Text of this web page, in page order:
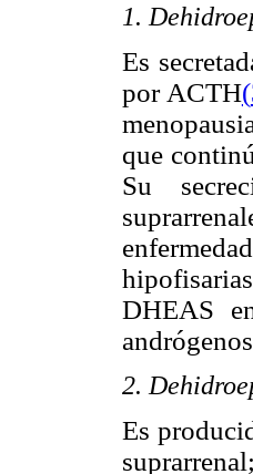
1.
Es
por ACTH(
que
Su
DHEAS
2.
Es